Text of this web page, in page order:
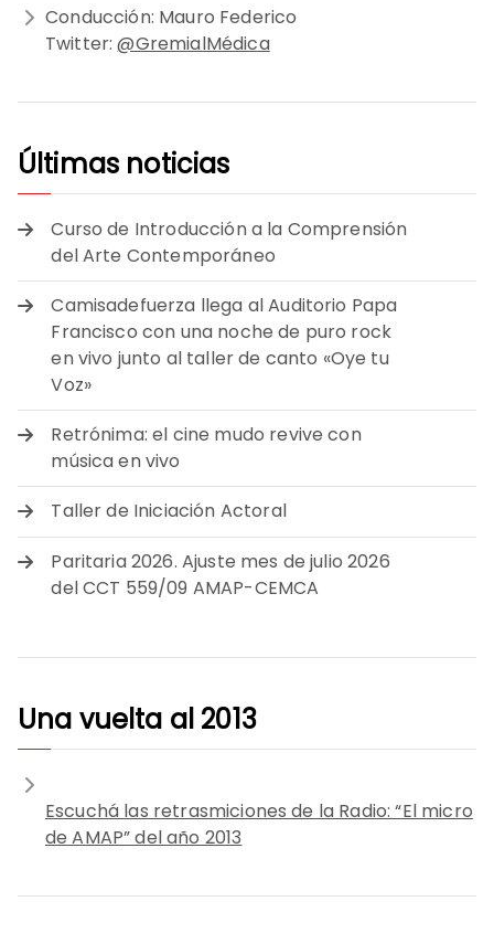
Conducción: Mauro Federico
Twitter:@GremialMédica
Últimas noticias
Curso de Introducción a la Comprensión
del Arte Contemporáneo
Camisadefuerza llega al Auditorio Papa
Francisco con una noche de puro rock
en vivo junto al taller de canto «Oye tu
Voz»
Retrónima: el cine mudo revive con
música en vivo
Taller de Iniciación Actoral
Paritaria 2026. Ajuste mes de julio 2026
del CCT 559/09 AMAP-CEMCA
Una vuelta al 2013
Escuchá las retrasmiciones de la Radio: “El micro
de AMAP” del año 2013